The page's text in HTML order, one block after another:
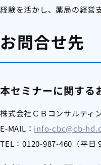
経験を活かし、薬局の経営
お問合せ先
本セミナーに関する
株式会社ＣＢコンサルティ
E-MAIL： info-cbc@cb-
TEL：0120-987-460（平日